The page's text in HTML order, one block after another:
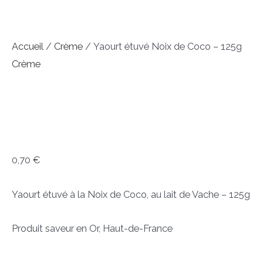
Accueil / Crème / Yaourt étuvé Noix de Coco – 125g
Crème
0,70 €
Yaourt étuvé à la Noix de Coco, au lait de Vache – 125g
Produit saveur en Or, Haut-de-France